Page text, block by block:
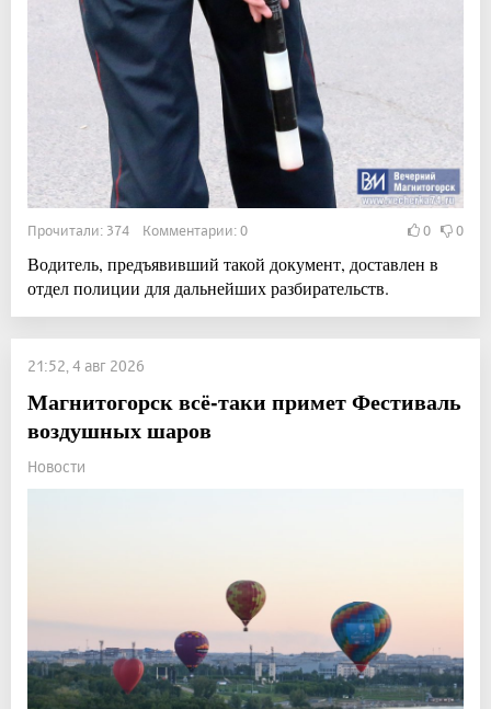
Прочитали: 374 Комментарии: 0 0 0
Водитель, предъявивший такой документ, доставлен в
отдел полиции для дальнейших разбирательств.
21:52, 4 авг 2026
Магнитогорск всё-таки примет Фестиваль
воздушных шаров
Новости